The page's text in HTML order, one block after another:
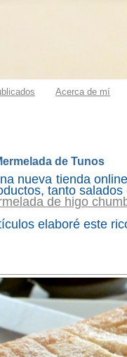
Acerca de mí
de Tunos
nueva tienda
tanto
de higo
elaboré este